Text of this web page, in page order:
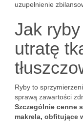
uzupełnienie
Jak ryby
utratę
Ryby to
sprawą zawartości
Szczególnie cenne
makrela, obfitujące